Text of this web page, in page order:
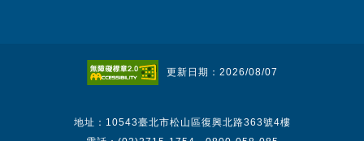
更新日期：2026/08/07
地址：10543臺北市松山區復興北路363號4樓